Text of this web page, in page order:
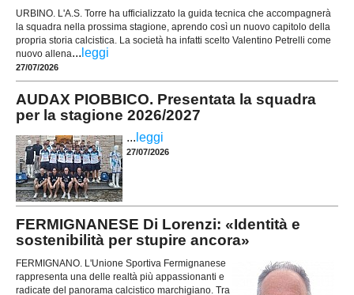
URBINO. L'A.S. Torre ha ufficializzato la guida tecnica che accompagnerà
la squadra nella prossima stagione, aprendo così un nuovo capitolo della
propria storia calcistica. La società ha infatti scelto Valentino Petrelli come
nuovo allena... leggi
27/07/2026
AUDAX PIOBBICO. Presentata la squadra
per la stagione 2026/2027
... leggi
27/07/2026
FERMIGNANESE Di Lorenzi: «Identità e
sostenibilità per stupire ancora»
FERMIGNANO. L'Unione Sportiva Fermignanese
rappresenta una delle realtà più appassionanti e
radicate del panorama calcistico marchigiano. Tra